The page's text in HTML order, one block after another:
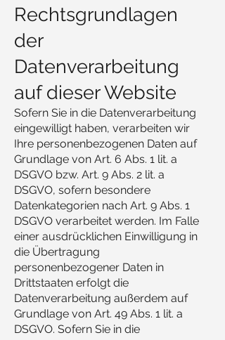
Rechtsgrundlagen
der
Datenverarbeitung
auf dieser Website
Sofern Sie in die Datenverarbeitung
eingewilligt haben, verarbeiten wir
Ihre personenbezogenen Daten auf
Grundlage von Art. 6 Abs. 1 lit. a
DSGVO bzw. Art. 9 Abs. 2 lit. a
DSGVO, sofern besondere
Datenkategorien nach Art. 9 Abs. 1
DSGVO verarbeitet werden. Im Falle
einer ausdrücklichen Einwilligung in
die Übertragung
personenbezogener Daten in
Drittstaaten erfolgt die
Datenverarbeitung außerdem auf
Grundlage von Art. 49 Abs. 1 lit. a
DSGVO. Sofern Sie in die